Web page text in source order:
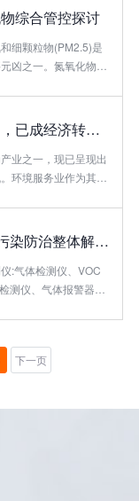
危害很大[1]。许多发
。（1）二氧化硫：
铁、石化等工业污
提升，全国二氧化硫
势，2015年排放量
“电厂脱硝、...
综合管控探讨
细颗粒物(PM2.5)是
凶之一。氮氧化物
种指标，分别为羟
和最大增量活性指标
分VOCs还具有有毒
平流层臭氧和温室气
点问题。石...
环境服务业快速崛起，已成经济转型升级新蓝海
业之一，现已呈现出
环境服务业作为其中
崛起在即。环境服务
起步较晚，进入20世
迅速进入了快速发展
、市场规模及容量不
快，处于快速扩张及
石化工业园区VOCs污染防治整体解决方案及案例分享
:气体检测仪、VOC
测仪、气体报警器、
下一页